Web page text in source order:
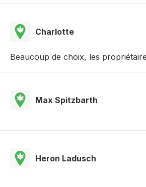
Charlotte
Beaucoup de choix, les
Max Spitzbarth
Heron Ladusch